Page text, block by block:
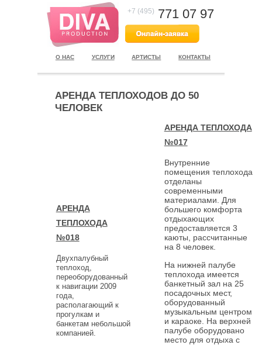
+7 (495) 771 07 97
О НАС УСЛУГИ АРТИСТЫ КОНТАКТЫ
АРЕНДА ТЕПЛОХОДОВ ДО 50
ЧЕЛОВЕК
АРЕНДА
ТЕПЛОХОДА
№018
Двухпалубный
теплоход,
переоборудованный
к навигации 2009
года,
располагающий к
прогулкам и
банкетам небольшой
компанией.
АРЕНДА ТЕПЛОХОДА
№017
Внутренние
помещения теплохода
отделаны
современными
материалами. Для
большего комфорта
отдыхающих
предоставляется 3
каюты, рассчитанные
на 8 человек.
На нижней палубе
теплохода имеется
банкетный зал на 25
посадочных мест,
оборудованный
музыкальным центром
и караоке. На верхней
палубе оборудовано
место для отдыха с